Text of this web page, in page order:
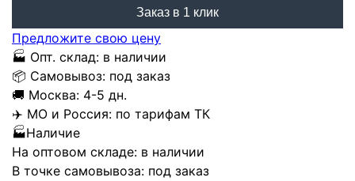
Заказ в 1 клик
Предложите свою цену
🏭 Опт. склад: в наличии
📦 Самовывоз: под заказ
🚚 Москва: 4-5 дн.
✈️ МО и Россия: по тарифам ТК
🏭Наличие
На оптовом складе: в наличии
В точке самовывоза: под заказ